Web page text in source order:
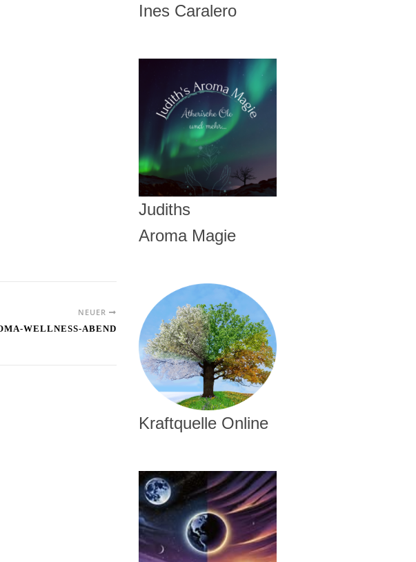
NEUER
WELLNESS-ABEND
Ines Caralero
Judiths
Aroma Magie
Kraftquelle Online